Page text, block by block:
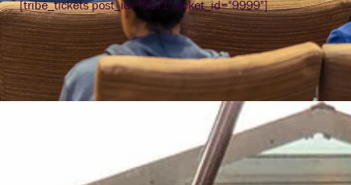
[tribe_tickets post_id="9971" ticket_id="9999"]